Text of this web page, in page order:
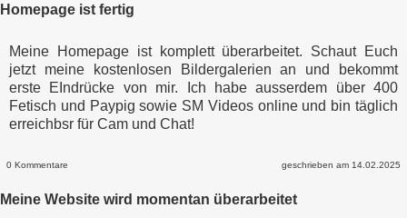
Homepage ist fertig
Meine Homepage ist komplett überarbeitet. Schaut Euch
jetzt meine kostenlosen Bildergalerien an und bekommt
erste EIndrücke von mir. Ich habe ausserdem über 400
Fetisch und Paypig sowie SM Videos online und bin täglich
erreichbsr für Cam und Chat!
0 Kommentare geschrieben am 14.02.2025
Meine Website wird momentan überarbeitet